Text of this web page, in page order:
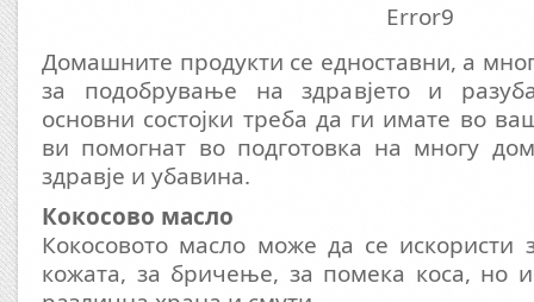
Error9
Домашните продукти се едноставни, а
за подобрување на здравјето и
основни состојки треба да ги имате во
ви помогнат во подготовка на многу
здравје и убавина.
Кокосово масло
Кокосовото масло може да се искористи
кожата, за бричење, за помека коса, но